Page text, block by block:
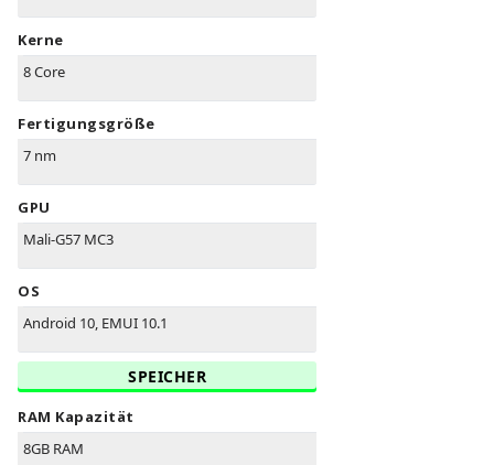
Kerne
8 Core
Fertigungsgröße
7 nm
GPU
Mali-G57 MC3
OS
Android 10, EMUI 10.1
SPEICHER
RAM Kapazität
8GB RAM